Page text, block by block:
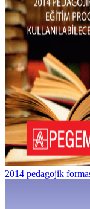
2014 pedagojik